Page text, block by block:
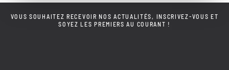
VOUS SOUHAITEZ RECEVOIR NOS ACTUALITÉS, INSCRIVEZ-VOUS ET
SOYEZ LES PREMIERS AU COURANT !